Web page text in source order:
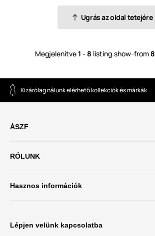
Ugrás az oldal tetejére
Megjelenítve1 - 8 listing.show-from8
Kizárólag nálunk elérhető kollekciók és márkák
ÁSZF
RÓLUNK
Hasznos információk
Lépjen velünk kapcsolatba